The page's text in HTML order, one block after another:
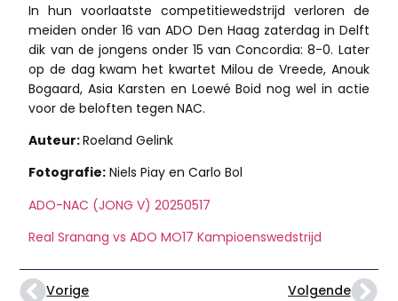
In hun voorlaatste competitiewedstrijd verloren de
meiden onder 16 van ADO Den Haag zaterdag in Delft
dik van de jongens onder 15 van Concordia: 8-0. Later
op de dag kwam het kwartet Milou de Vreede, Anouk
Bogaard, Asia Karsten en Loewé Boid nog wel in actie
voor de beloften tegen NAC.
Auteur:Roeland Gelink
Fotografie: Niels Piay en Carlo Bol
ADO-NAC (JONG V) 20250517
Real Sranang vs ADO MO17 Kampioenswedstrijd
Vorige Volgende